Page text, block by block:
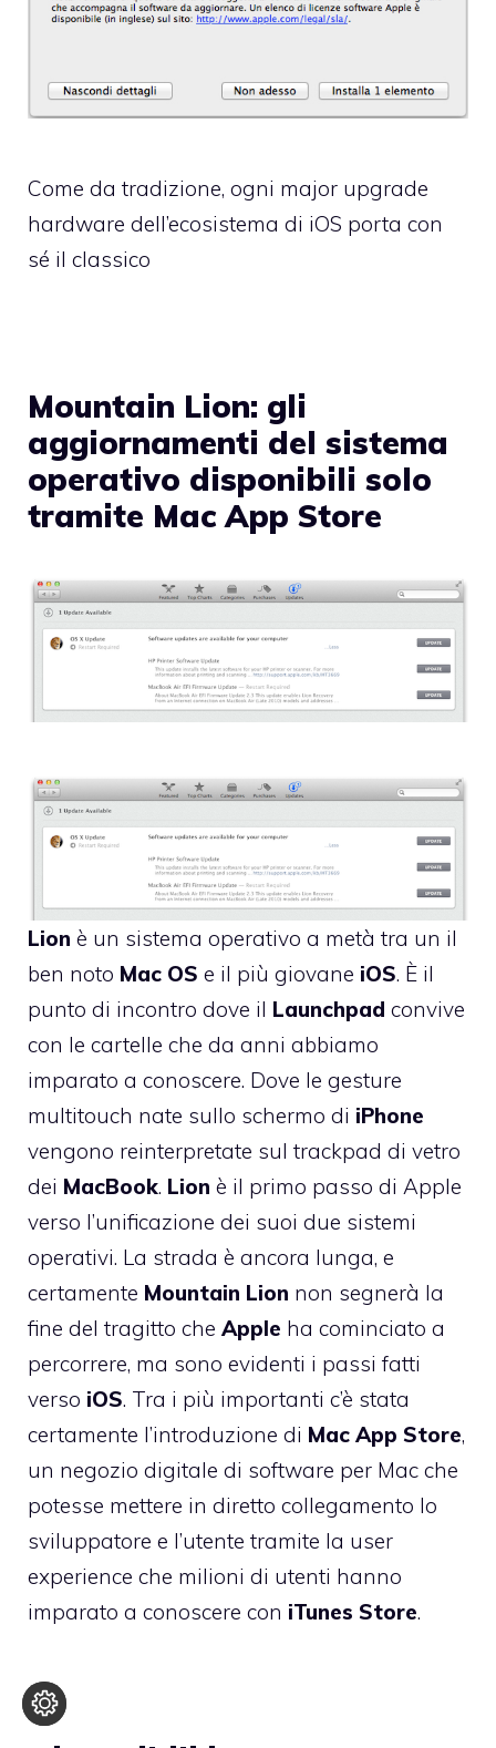
Come da tradizione, ogni major upgrade
hardware dell’ecosistema di iOS porta con
sé il classico
Mountain Lion: gli
aggiornamenti del sistema
operativo disponibili solo
tramite Mac App Store
Lion è un sistema operativo a metà tra un il
ben noto Mac OS e il più giovane iOS. È il
punto di incontro dove il Launchpad convive
con le cartelle che da anni abbiamo
imparato a conoscere. Dove le gesture
multitouch nate sullo schermo di iPhone
vengono reinterpretate sul trackpad di vetro
dei MacBook. Lion è il primo passo di Apple
verso l’unificazione dei suoi due sistemi
operativi. La strada è ancora lunga, e
certamente Mountain Lion non segnerà la
fine del tragitto che Apple ha cominciato a
percorrere, ma sono evidenti i passi fatti
verso iOS. Tra i più importanti c’è stata
certamente l’introduzione di Mac App Store,
un negozio digitale di software per Mac che
potesse mettere in diretto collegamento lo
sviluppatore e l’utente tramite la user
experience che milioni di utenti hanno
imparato a conoscere con iTunes Store.